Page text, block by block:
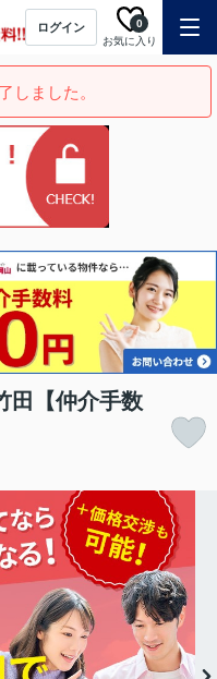
ログイン
お気に入り
0
しました。
田【仲介手数